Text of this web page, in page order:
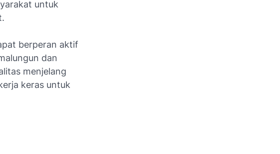
untuk
berperan aktif
dan
menjelang
keras untuk